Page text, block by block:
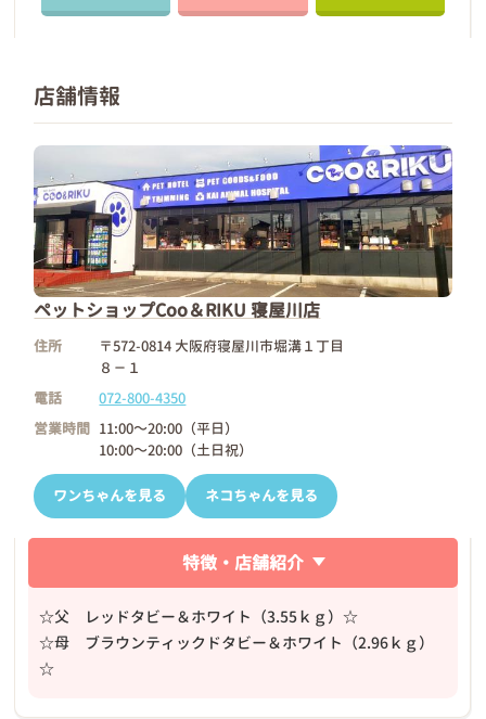
店舗情報
ペットショップCoo＆RIKU 寝屋川店
住所
〒572-0814 大阪府寝屋川市堀溝１丁目
８－１
電話
072-800-4350
営業時間 11:00～20:00（平日）
10:00～20:00（土日祝）
ワンちゃんを見る ネコちゃんを見る
特徴・店舗紹介
☆父 レッドタビー＆ホワイト（3.55ｋｇ）☆
☆母 ブラウンティックドタビー＆ホワイト（2.96ｋｇ）
☆